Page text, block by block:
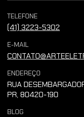
TELEFONE
(41) 3223-5302
E-MAIL
ENDEREÇO
RUA
PR, 80420-190
BLOG